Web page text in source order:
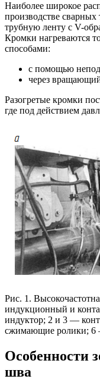
Наиболее широкое
производстве сварных
трубную ленту с V-
Кромки нагреваются
способами:
с помощью
через
Разогретые кромки
где под действием
Рис. 1.
индукционный и
индуктор; 2 и 3 —
сжимающие ролики; 6
Особенности
шва